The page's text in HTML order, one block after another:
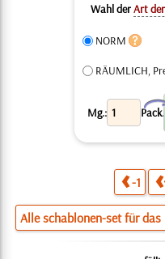
Wahl derArt
NORM
RÄUMLICH,
Mg.: Pack.
X
-1
Alle schablonen-set für